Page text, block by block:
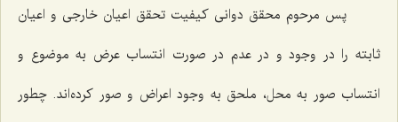
پس مرحوم محقق دوانی کیفیت تحقق اعیان خارجی و اعیان
ثابته را در وجود و در عدم در صورت انتساب عرض به موضوع و
انتساب صور به محل، ملحق به وجود اعراض و صور کرده‌اند. چطور